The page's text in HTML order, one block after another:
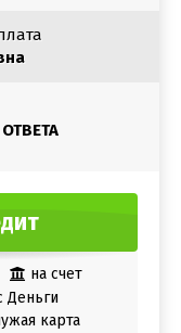
на счет
Деньги
карта